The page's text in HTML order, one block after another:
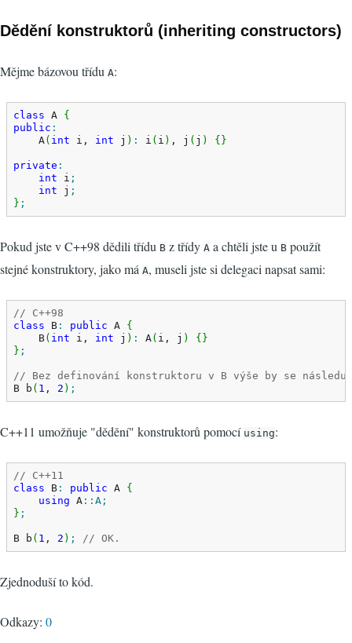
Dědění konstruktorů (inheriting constructors)
Mějme bázovou třídu A:
class A {
public :
    A
( int i, int j ) : i ( i ) , j ( j ) { }
private :
int i ;
int j ;
} ;
Pokud jste v C++98 dědili třídu B z třídy A a chtěli jste u B použít
stejné konstruktory, jako má A, museli jste si delegaci napsat sami:
// C++98
class B : public A {
    B
( int i, int j ) : A( i, j ) { }
} ;
// Bez definování konstruktoru v B výše by se
B b ( 1 , 2 ) ;
C++11 umožňuje "dědění" konstruktorů pomocí using:
// C++11
class B : public A {
using A :: A ;
} ;
B b ( 1 , 2 ) ; // OK.
Zjednoduší to kód.
Odkazy: 0